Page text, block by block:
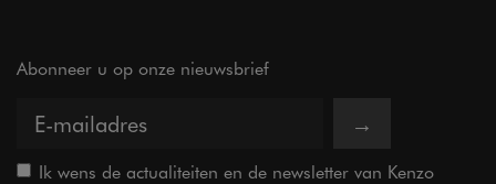
Abonneer u op onze nieuwsbrief
→
Ik wens de actualiteiten en de newsletter van Kenzo